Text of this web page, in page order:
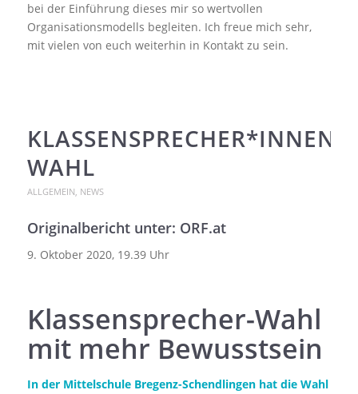
bei der Einführung dieses mir so wertvollen
Organisationsmodells begleiten. Ich freue mich sehr,
mit vielen von euch weiterhin in Kontakt zu sein.
KLASSENSPRECHER*INNEN-
WAHL
ALLGEMEIN, NEWS
Originalbericht unter: ORF.at
9. Oktober 2020, 19.39 Uhr
Klassensprecher-Wahl
mit mehr Bewusstsein
In der Mittelschule Bregenz-Schendlingen hat die Wahl